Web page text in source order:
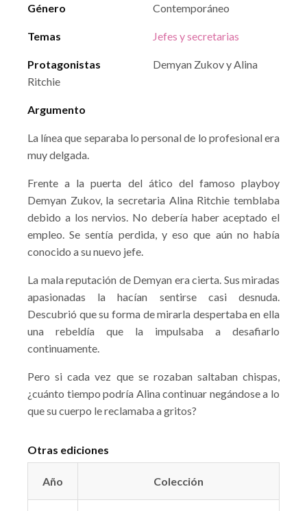
Género Contemporáneo
Temas Jefes y secretarias
Protagonistas
Demyan Zukov y Alina
Ritchie
Argumento
La línea que separaba lo personal de lo profesional era
muy delgada.
Frente a la puerta del ático del famoso playboy
Demyan Zukov, la secretaria Alina Ritchie temblaba
debido a los nervios. No debería haber aceptado el
empleo. Se sentía perdida, y eso que aún no había
conocido a su nuevo jefe.
La mala reputación de Demyan era cierta. Sus miradas
apasionadas la hacían sentirse casi desnuda.
Descubrió que su forma de mirarla despertaba en ella
una rebeldía que la impulsaba a desafiarlo
continuamente.
Pero si cada vez que se rozaban saltaban chispas,
¿cuánto tiempo podría Alina continuar negándose a lo
que su cuerpo le reclamaba a gritos?
Otras ediciones
Año Colección